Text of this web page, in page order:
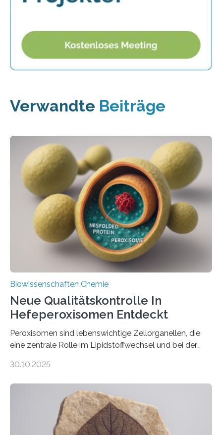
Verwandte Beiträge
Biowissenschaften Chemie
Neue Qualitätskontrolle In
Hefeperoxisomen Entdeckt
Peroxisomen sind lebenswichtige Zellorganellen, die
eine zentrale Rolle im Lipidstoffwechsel und bei der
erfüllen können, müssen zahlreiche Enzyme präzise in
der Ruhr-Universität Bochum um Prof. Dr. Ralf Erdmann
und Dr. Ismaila Francis Yusuf hat nun einen bislang
unbekannten Qualitätskontrollmechanismus des
peroxisomalen Proteintransports in der Bäckerhefe
30.10.2025